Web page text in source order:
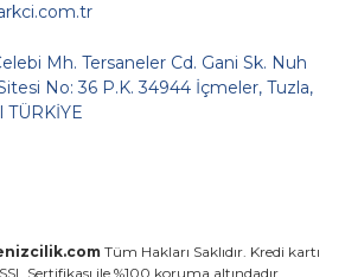
Mh. Tersaneler Cd. Gani Sk. Nuh
No: 36 P.K. 34944 İçmeler, Tuzla,
TÜRKİYE
Tüm Hakları Saklıdır. Kredi kartı
Sertifikası ile %100 koruma altındadır.